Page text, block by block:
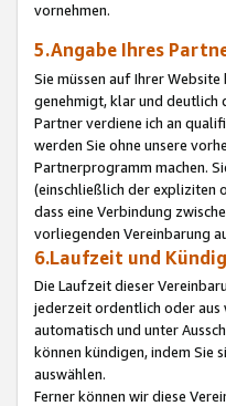
vornehmen.
5.Angabe Ihres
Sie müssen auf Ihrer
genehmigt, klar und deutlich
Partner verdiene ich an
werden Sie ohne unsere
Partnerprogramm machen.
(einschließlich der expliziten
dass eine Verbindung
vorliegenden Vereinbarung
6.Laufzeit und
Die Laufzeit dieser
jederzeit ordentlich oder aus
automatisch und unter
können kündigen, indem Sie
auswählen.
Ferner können wir diese